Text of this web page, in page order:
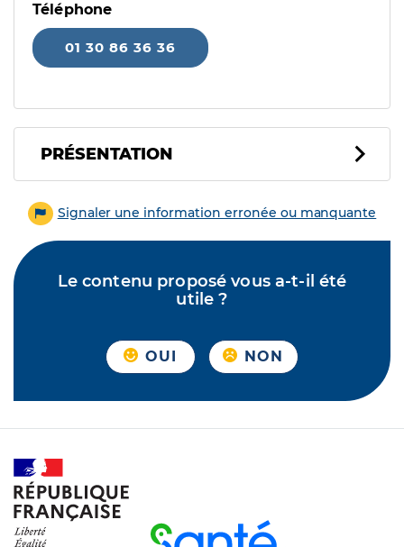
Téléphone
01 30 86 36 36
PRÉSENTATION
Signaler une information erronée ou manquante
Le contenu proposé vous a-t-il été
utile ?
OUI NON